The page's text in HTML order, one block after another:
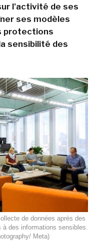
l'activité de ses
ses modèles
protections
sensibilité des
de données après des
à des informations sensibles.
Meta)